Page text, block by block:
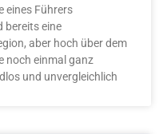
eines Führers
bereits eine
aber hoch über dem
noch einmal ganz
und unvergleichlich